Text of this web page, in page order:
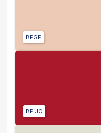
BEGE
BEIJO